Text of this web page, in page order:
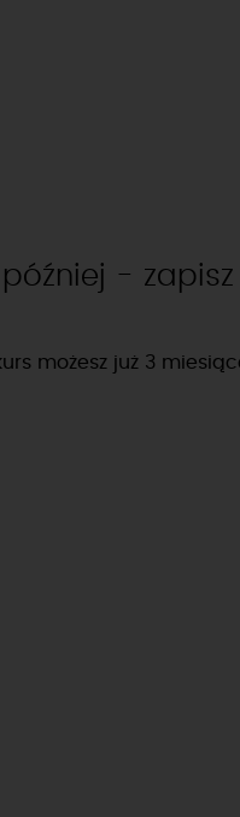
-
możesz już 3